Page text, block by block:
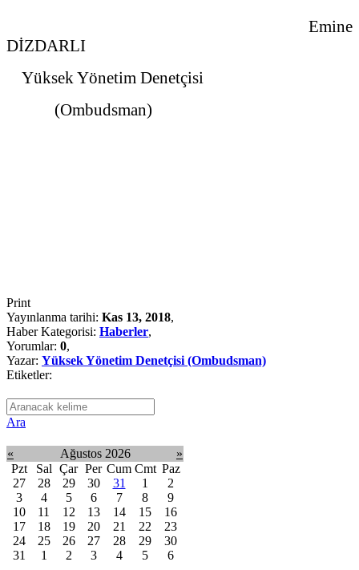
Emine
Yüksek Yönetim Denetçisi
(Ombudsman)
Print
Yayınlanma tarihi: Kas 13, 2018,
Haber Kategorisi: Haberler,
Yorumlar: 0,
Yazar: Yüksek Yönetim Denetçisi (Ombudsman)
Etiketler:
Ara
« Ağustos 2026
»
Pzt
Sal Çar Per Cum Cmt Paz
27
28 29 30 31 1
2
3
4 5 6 7 8
9
10
11 12 13 14 15
16
17
18 19 20 21 22
23
24
25 26 27 28 29
30
31
1 2 3 4 5 6